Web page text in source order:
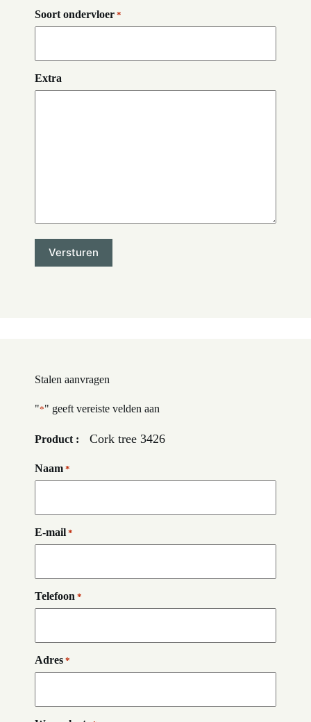
Soort ondervloer *
Extra
Stalen aanvragen
"*" geeft vereiste velden aan
Product : Cork tree 3426
Naam *
E-mail *
Telefoon *
Adres *